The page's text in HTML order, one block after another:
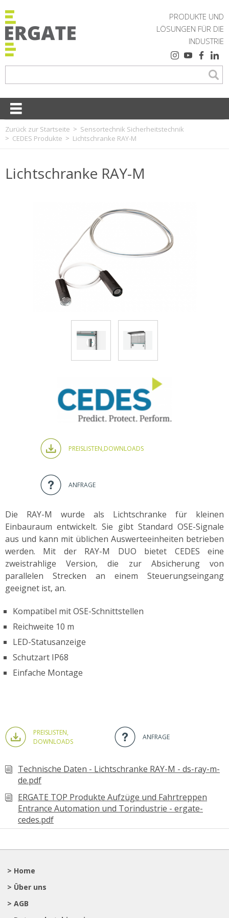
PRODUKTE UND
LÖSUNGEN FÜR DIE
INDUSTRIE
Zurück zur Startseite
Sensortechnik Sicherheitstechnik
CEDES Produkte
Lichtschranke RAY-M
Lichtschranke RAY-M
PREISLISTEN,DOWNLOADS
ANFRAGE
Die RAY-M wurde als Lichtschranke für kleinen
Einbauraum entwickelt. Sie gibt Standard OSE-Signale
aus und kann mit üblichen Auswerteeinheiten betrieben
werden. Mit der RAY-M DUO bietet CEDES eine
zweistrahlige Version, die zur Absicherung von
parallelen Strecken an einem Steuerungseingang
geeignet ist, an.
Kompatibel mit OSE-Schnittstellen
Reichweite 10 m
LED-Statusanzeige
Schutzart IP68
Einfache Montage
PREISLISTEN,
DOWNLOADS
ANFRAGE
Technische Daten - Lichtschranke RAY-M - ds-ray-m-
de.pdf
ERGATE TOP Produkte Aufzüge und Fahrtreppen
Entrance Automation und Torindustrie - ergate-
cedes.pdf
> Home
> Über uns
> AGB